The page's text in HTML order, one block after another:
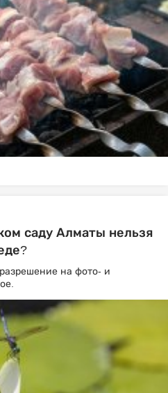
саду Алматы нельзя
на фото- и